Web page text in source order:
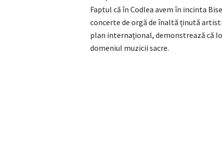
Faptul că în Codlea avem în incinta
concerte de orgă de înaltă ținută
plan internațional, demonstrează că
domeniul muzicii sacre.